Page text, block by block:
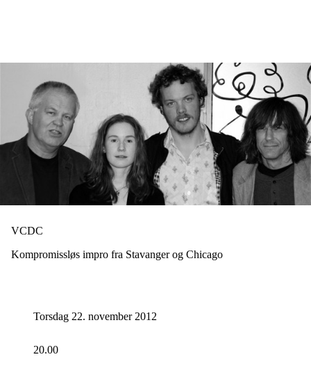
VCDC
Kompromissløs impro fra Stavanger og Chicago
Torsdag 22. november 2012
20.00